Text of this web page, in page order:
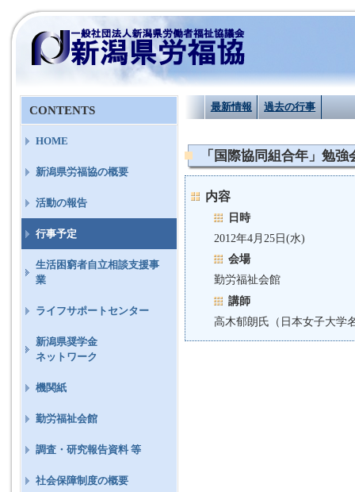
最新情報 過去の行事
「国際協同組合年」勉強
内容
日時
2012年4月25日(水)
会場
勤労福祉会館
講師
高木郁朗氏（日本女子大学
CONTENTS
HOME
新潟県労福協の概要
活動の報告
行事予定
生活困窮者自立相談支援事
業
ライフサポートセンター
新潟県奨学金
ネットワーク
機関紙
勤労福祉会館
調査・研究報告資料 等
社会保障制度の概要